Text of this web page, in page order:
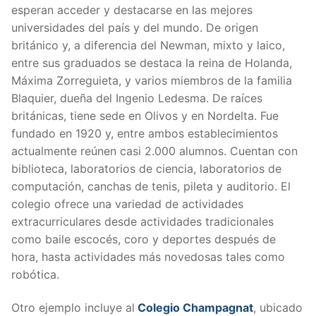
esperan acceder y destacarse en las mejores
universidades del país y del mundo. De origen
británico y, a diferencia del Newman, mixto y laico,
entre sus graduados se destaca la reina de Holanda,
Máxima Zorreguieta, y varios miembros de la familia
Blaquier, dueña del Ingenio Ledesma. De raíces
británicas, tiene sede en Olivos y en Nordelta. Fue
fundado en 1920 y, entre ambos establecimientos
actualmente reúnen casi 2.000 alumnos. Cuentan con
biblioteca, laboratorios de ciencia, laboratorios de
computación, canchas de tenis, pileta y auditorio. El
colegio ofrece una variedad de actividades
extracurriculares desde actividades tradicionales
como baile escocés, coro y deportes después de
hora, hasta actividades más novedosas tales como
robótica.
Otro ejemplo incluye al Colegio Champagnat, ubicado